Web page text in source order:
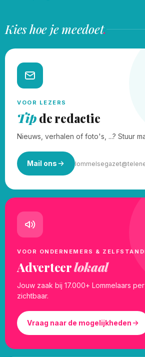
Kies hoe je meedoet.
VOOR LEZERS
Tipde redactie
Nieuws, verhalen of foto's, ...? Stuur
Mail ons
VOOR ONDERNEMERS &
Adverteerlokaal
Jouw zaak bij 17.000+ Lommelaars
zichtbaar.
Vraag naar de mogelijkheden